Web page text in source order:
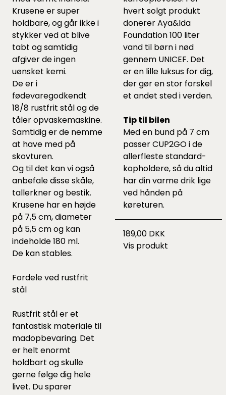
Krusene er super
holdbare, og går ikke i
stykker ved at blive
tabt og samtidig
afgiver de ingen
uønsket kemi.
De er i
fødevaregodkendt
18/8 rustfrit stål og de
tåler opvaskemaskine.
Samtidig er de nemme
at have med på
skovturen.
Og til det kan vi også
anbefale disseskåle,
tallerknerog bestik.
Krusene har en højde
på 7,5 cm, diameter
på 5,5 cm og kan
indeholde 180 ml.
De kan stables.
Fordele ved rustfrit
stål
Rustfrit stål er et
fantastisk materiale til
madopbevaring. Det
er helt enormt
holdbart og skulle
gerne følge dig hele
livet. Du sparer
hvert solgt produkt
donerer Aya&Ida
Foundation 100 liter
vand til børn i nød
gennem UNICEF. Det
er en lille luksus for dig,
der gør en stor forskel
et andet sted i verden.
Tip til bilen
Med en bund på 7 cm
passer CUP2GO i de
allerfleste standard-
kopholdere, så du altid
har din varme drik lige
ved hånden på
køreturen.
189,00 DKK
Vis produkt